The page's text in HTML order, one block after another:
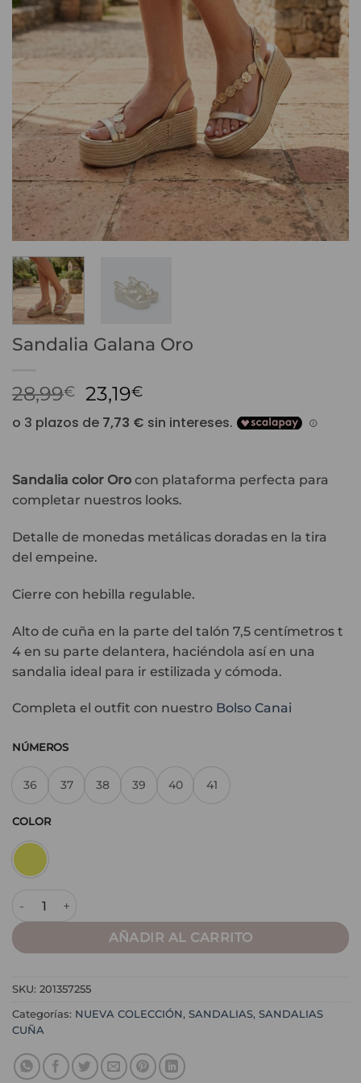
Sandalia Galana Oro
28,99€ El
precio
original
28,99€.
23,19€El
precio
actual
23,19€.
Sandalia color Oro con plataforma perfecta para
completar nuestros looks.
Detalle de monedas metálicas doradas en la tira
del empeine.
Cierre con hebilla regulable.
Alto de cuña en la parte del talón 7,5 centímetros t
4 en su parte delantera, haciéndola así en una
sandalia ideal para ir estilizada y cómoda.
Completa el outfit con nuestro Bolso Canai
NÚMEROS
36 37 38 39 40 41
COLOR
Sandalia Galana Oro cantidad
AÑADIR AL CARRITO
SKU: 201357255
Categorías: NUEVA COLECCIÓN, SANDALIAS, SANDALIAS
CUÑA